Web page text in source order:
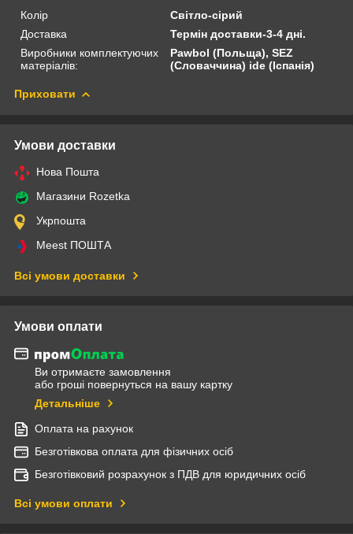
Колір
Світло-сірий
Доставка
Термін доставки-3-4 дні.
Виробники комплектуючих
матеріалів:
Pawbol (Польща), SEZ
(Словаччина) ide (Іспанія)
Приховати
Умови доставки
Нова Пошта
Магазини Rozetka
Укрпошта
Meest ПОШТА
Всі умови доставки
Умови оплати
Ви отримаєте замовлення
або гроші повернуться на вашу картку
Детальніше
Оплата на рахунок
Безготівкова оплата для фізичних осіб
Безготівковий розрахунок з ПДВ для юридичних осіб
Всі умови оплати